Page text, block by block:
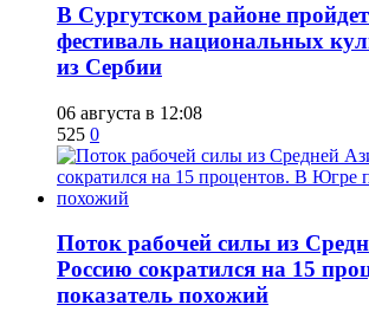
В Сургутском районе
фестиваль национальных
из Сербии
06 августа в 12:08
525 0
Поток рабочей силы из
Россию сократился на 15
показатель похожий